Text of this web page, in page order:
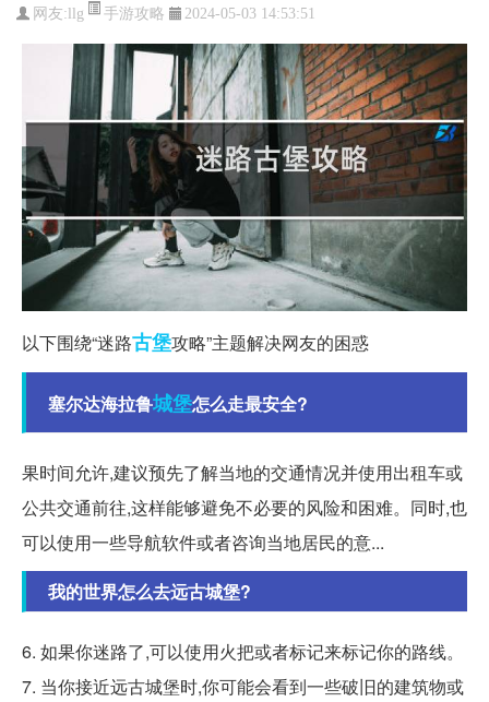
网友: llg 手游攻略 2024-05-03 14:53:51
以下围绕“迷路古堡攻略”主题解决网友的困惑
塞尔达海拉鲁城堡怎么走最安全?
果时间允许,建议预先了解当地的交通情况并使用出租车或
公共交通前往,这样能够避免不必要的风险和困难。同时,也
可以使用一些导航软件或者咨询当地居民的意...
我的世界怎么去远古城堡?
6. 如果你迷路了,可以使用火把或者标记来标记你的路线。
7. 当你接近远古城堡时,你可能会看到一些破旧的建筑物或